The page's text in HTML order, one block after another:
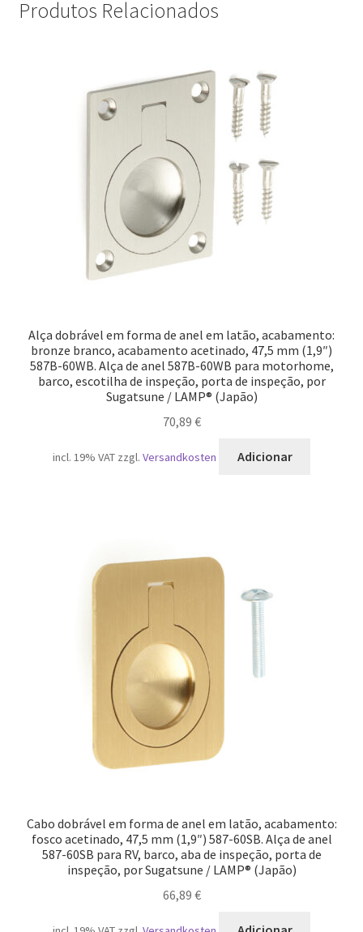
Produtos Relacionados
Alça dobrável em forma de anel em latão, acabamento:
bronze branco, acabamento acetinado, 47,5 mm (1,9″)
587B-60WB. Alça de anel 587B-60WB para motorhome,
barco, escotilha de inspeção, porta de inspeção, por
Sugatsune / LAMP® (Japão)
70,89 €
incl. 19% VAT zzgl. Versandkosten Adicionar
Cabo dobrável em forma de anel em latão, acabamento:
fosco acetinado, 47,5 mm (1,9″) 587-60SB. Alça de anel
587-60SB para RV, barco, aba de inspeção, porta de
inspeção, por Sugatsune / LAMP® (Japão)
66,89 €